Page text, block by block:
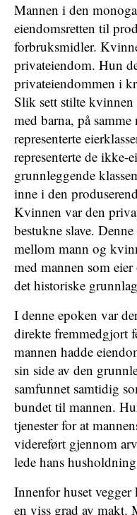
Mannen i den
eiendomsretten til
forbruksmidler.
privateiendom. Hun
privateiendommen i
Slik sett stilte
med barna, på
representerte
representerte de ikke-
grunnleggende
inne i den
Kvinnen var den
bestukne slave.
mellom mann og
med mannen som
det historiske
I denne epoken var
direkte fremmedgjort
mannen hadde
sin side av den
samfunnet samtidig
bundet til mannen.
tjenester for at
videreført gjennom
lede hans
Innenfor huset
en viss grad av makt.